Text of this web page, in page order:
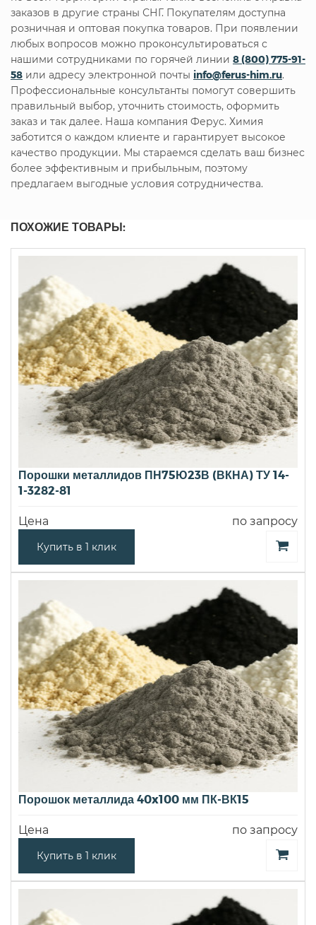
заказов в другие страны СНГ. Покупателям доступна
розничная и оптовая покупка товаров. При появлении
любых вопросов можно проконсультироваться с
нашими сотрудниками по горячей линии 8 (800) 775-91-
58 или адресу электронной почты info@ferus-him.ru.
Профессиональные консультанты помогут совершить
правильный выбор, уточнить стоимость, оформить
заказ и так далее. Наша компания Ферус. Химия
заботится о каждом клиенте и гарантирует высокое
качество продукции. Мы стараемся сделать ваш бизнес
более эффективным и прибыльным, поэтому
предлагаем выгодные условия сотрудничества.
ПОХОЖИЕ ТОВАРЫ:
Порошки металлидов ПН75Ю23В (ВКНА) ТУ 14-
1-3282-81
Цена по запросу
Купить в 1 клик
Порошок металлида 40x100 мм ПК-ВК15
Цена по запросу
Купить в 1 клик